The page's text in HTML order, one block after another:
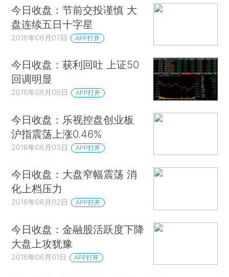
今日收盘：节前交投谨慎 大
盘连续五日十字星
2016年06月07日 APP打开
今日收盘：获利回吐 上证50
回调明显
2016年06月06日 APP打开
今日收盘：乐视控盘创业板
沪指震荡上涨0.46%
2016年06月03日 APP打开
今日收盘：大盘窄幅震荡 消
化上档压力
2016年06月02日 APP打开
今日收盘：金融股活跃度下降
大盘上攻犹豫
2016年06月01日 APP打开